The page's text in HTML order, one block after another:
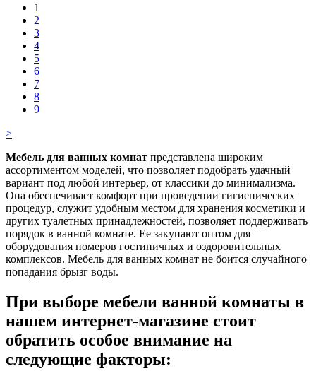
1
2
3
4
5
6
7
8
9
>
Мебель для ванных комнат представлена широким
ассортиментом моделей, что позволяет подобрать удачный
вариант под любой интерьер, от классики до минимализма.
Она обеспечивает комфорт при проведении гигиенических
процедур, служит удобным местом для хранения косметики и
других туалетных принадлежностей, позволяет поддерживать
порядок в ванной комнате. Ее закупают оптом для
оборудования номеров гостиничных и оздоровительных
комплексов. Мебель для ванных комнат не боится случайного
попадания брызг воды.
При выборе мебели ванной комнаты в
нашем интернет-магазине стоит
обратить особое внимание на
следующие факторы: